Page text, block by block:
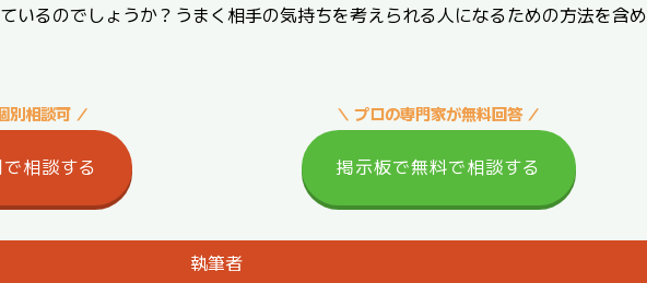
いるのでしょうか？うまく相手の気持ちを考えられる人になるための方法を含め
別相談可 ／
相談する
＼ プロの専門家が無料回答 ／
掲示板で無料で相談する
執筆者